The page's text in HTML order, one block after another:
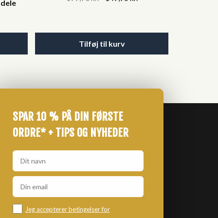
kr..
199,90 kr..149,95 kr..
Tilføj til kurv
SPAR 10 % PÅ DIN FØRSTE
ORDRE* + TIPS OG NYHEDER
Jeg accepterer betingelser for